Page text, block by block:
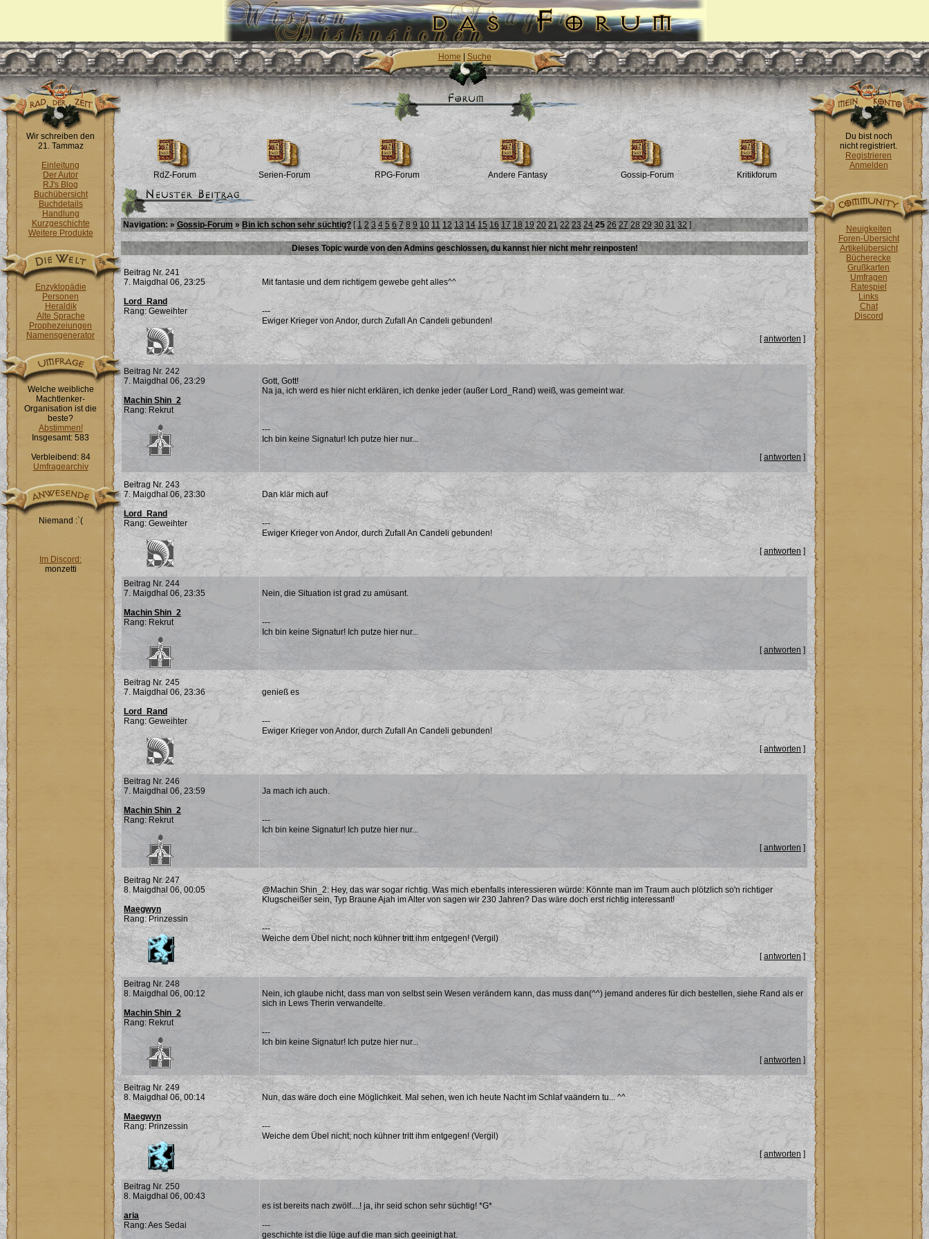
Home Suche
Wir schreiben den
21. Tammaz
Einleitung
Der Autor
RJ's Blog
Buchübersicht
Buchdetails
Handlung
Kurzgeschichte
Weitere Produkte
Enzyklopädie
Personen
Heraldik
Alte Sprache
Prophezeiungen
Namensgenerator
Welche weibliche
Machtlenker-
Organisation ist die
beste?
Abstimmen!
Insgesamt: 583
Verbleibend: 84
Umfragearchiv
Niemand :`(
Im Discord:
monzetti
RdZ-Forum Serien-Forum RPG-Forum Andere Fantasy Gossip-Forum Kritikforum
Navigation: » Gossip-Forum » Bin ich schon sehr süchtig? [ 1 2 3 4 5 6 7 8 9 10 11 12 13 14 15 16 17 18 19 20 21 22 23 24 25 26 27 28 29 30 31 32 ]
Dieses Topic wurde von den Admins geschlossen, du kannst hier nicht mehr reinposten!
Beitrag Nr. 241
7. Maigdhal 06, 23:25
Lord_Rand
Rang: Geweihter
Mit fantasie und dem richtigem gewebe geht alles^^
---
Ewiger Krieger von Andor, durch Zufall An Candeli gebunden!
[antworten ]
Beitrag Nr. 242
7. Maigdhal 06, 23:29
Machin Shin_2
Rang: Rekrut
Gott, Gott!
Na ja, ich werd es hier nicht erklären, ich denke jeder (außer Lord_Rand) weiß, was gemeint war.
---
Ich bin keine Signatur! Ich putze hier nur...
[antworten ]
Beitrag Nr. 243
7. Maigdhal 06, 23:30
Lord_Rand
Rang: Geweihter
Dan klär mich auf
---
Ewiger Krieger von Andor, durch Zufall An Candeli gebunden!
[antworten ]
Beitrag Nr. 244
7. Maigdhal 06, 23:35
Machin Shin_2
Rang: Rekrut
Nein, die Situation ist grad zu amüsant.
---
Ich bin keine Signatur! Ich putze hier nur...
[antworten ]
Beitrag Nr. 245
7. Maigdhal 06, 23:36
Lord_Rand
Rang: Geweihter
genieß es
---
Ewiger Krieger von Andor, durch Zufall An Candeli gebunden!
[antworten ]
Beitrag Nr. 246
7. Maigdhal 06, 23:59
Machin Shin_2
Rang: Rekrut
Ja mach ich auch.
---
Ich bin keine Signatur! Ich putze hier nur...
[antworten ]
Beitrag Nr. 247
8. Maigdhal 06, 00:05
Maegwyn
Rang: Prinzessin
@Machin Shin_2: Hey, das war sogar richtig. Was mich ebenfalls interessieren würde: Könnte man im Traum auch plötzlich so'n richtiger
Klugscheißer sein, Typ Braune Ajah im Alter von sagen wir 230 Jahren? Das wäre doch erst richtig interessant!
---
Weiche dem Übel nicht; noch kühner tritt ihm entgegen! (Vergil)
[antworten]
Beitrag Nr. 248
8. Maigdhal 06, 00:12
Machin Shin_2
Rang: Rekrut
Nein, ich glaube nicht, dass man von selbst sein Wesen verändern kann, das muss dan(^^) jemand anderes für dich bestellen, siehe Rand als er
sich in Lews Therin verwandelte.
---
Ich bin keine Signatur! Ich putze hier nur...
[antworten ]
Beitrag Nr. 249
8. Maigdhal 06, 00:14
Maegwyn
Rang: Prinzessin
Nun, das wäre doch eine Möglichkeit. Mal sehen, wen ich heute Nacht im Schlaf vaändern tu... ^^
---
Weiche dem Übel nicht; noch kühner tritt ihm entgegen! (Vergil)
[antworten ]
Beitrag Nr. 250
8. Maigdhal 06, 00:43
aria
Rang: Aes Sedai
es ist bereits nach zwölf....! ja, ihr seid schon sehr süchtig! *G*
---
geschichte ist die lüge auf die man sich geeinigt hat.
Du bist noch
nicht registriert.
Registrieren
Anmelden
Neuigkeiten
Foren-Übersicht
Artikelübersicht
Bücherecke
Grußkarten
Umfragen
Ratespiel
Links
Chat
Discord